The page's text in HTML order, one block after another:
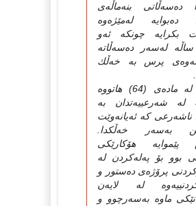
ده‌سه‌ڵاتی بنه‌ماڵه‌ی
ده‌بوایه‌ له‌مێژه‌وه‌
بكرایه‌ چونكه‌ ئه‌و
له‌سه‌ر ده‌سه‌ڵاته‌
پرس به‌ خه‌ڵك
ئه‌وه‌ی له‌ ماده‌ی (64) هاتووه‌
له‌ شه‌رعییه‌تدان به‌
ناشه‌رعی كه‌ ئه‌یانه‌وێت
به‌سه‌ر خه‌ڵكدا.
پێموایه‌ هۆكارێكی
بوو بۆ په‌له‌كردن له‌
پرۆژه‌ی ده‌ستور و
له‌ لایه‌ن
ماوه‌ به‌سه‌رچوو و